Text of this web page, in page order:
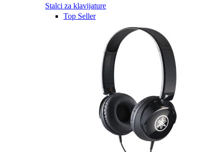
Stalci za klavijature
Top Seller